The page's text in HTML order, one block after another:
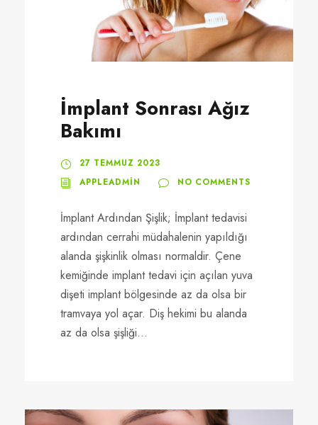
İmplant Sonrası Ağız
Bakımı
27 TEMMUZ 2023
APPLEADMIN
NO COMMENTS
İmplant Ardından Şişlik; İmplant tedavisi
ardından cerrahi müdahalenin yapıldığı
alanda şişkinlik olması normaldir. Çene
kemiğinde implant tedavi için açılan yuva
dişeti implant bölgesinde az da olsa bir
tramvaya yol açar. Diş hekimi bu alanda
az da olsa şişliği...